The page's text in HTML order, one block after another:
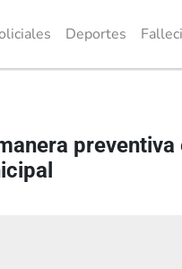
Deportes
preventiva